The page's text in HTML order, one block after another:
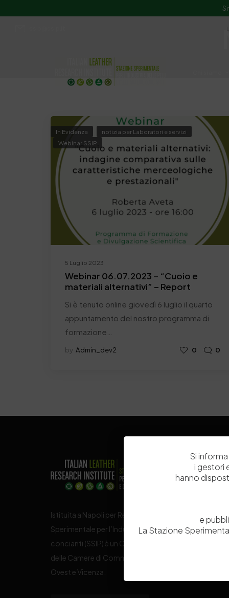
5 Luglio 2023
In Evidenza
notizia per Laboratori e servizi
Webinar SSIP
Webinar 06.07.2023 – “Cuoio e
materiali alternativi” – Report
Si è tenuto online giovedì 6 luglio il quarto
appuntamento del nostro programma di
formazione…
by Admin_dev2 0 0
Istituita a Napoli per Regio Decreto nel 1885, la
Sperimentale per l’Industria delle Pelli e delle materie
concianti (SSIP) è un Organismo di Ricerca Nazionale
delle Camere di Commercio di Napoli, Toscana Nord-
Ovest e Vicenza.
Si
i gestori
hanno
e
La Stazione